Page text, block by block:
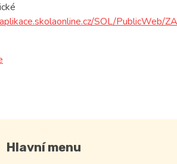
SOL/PublicWeb/
Hlavní menu